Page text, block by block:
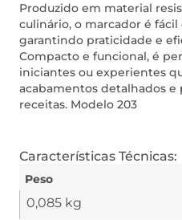
Produzido em material
culinário, o marcador é
garantindo praticidade e
Compacto e funcional, é
iniciantes ou experientes
acabamentos detalhados e
receitas. Modelo 203
Características Técnicas:
Peso
0,085 kg